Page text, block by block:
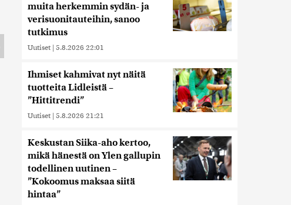
muita herkemmin sydän- ja
verisuonitauteihin, sanoo
tutkimus
Uutiset | 5.8.2026 22:01
Ihmiset kahmivat nyt näitä
tuotteita Lidleistä –
”Hittitrendi”
Uutiset | 5.8.2026 21:21
Keskustan Siika-aho kertoo,
mikä hänestä on Ylen gallupin
todellinen uutinen –
”Kokoomus maksaa siitä
hintaa”